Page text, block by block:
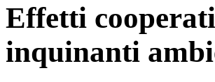
Effetti
inquinanti